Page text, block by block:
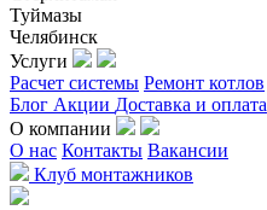
Туймазы
Челябинск
Услуги
Расчет системы Ремонт котлов
Блог Акции Доставка и оплата
О компании
О нас Контакты Вакансии
Клуб монтажников